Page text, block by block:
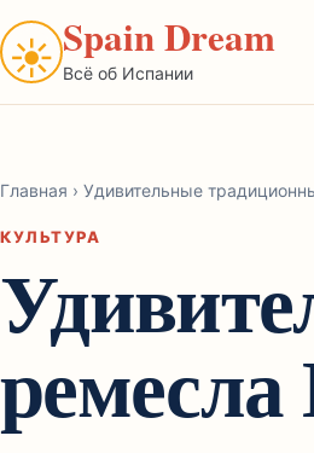
☀Spain Dream
Всё об Испании
Главная › Удивительные
КУЛЬТУРА